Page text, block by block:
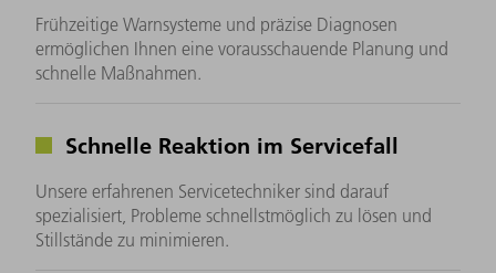
Frühzeitige Warnsysteme und präzise Diagnosen
ermöglichen Ihnen eine vorausschauende Planung und
schnelle Maßnahmen.
Schnelle Reaktion im Servicefall
Unsere erfahrenen Servicetechniker sind darauf
spezialisiert, Probleme schnellstmöglich zu lösen und
Stillstände zu minimieren.